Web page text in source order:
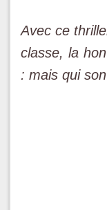
Avec ce
classe, la
: mais qui